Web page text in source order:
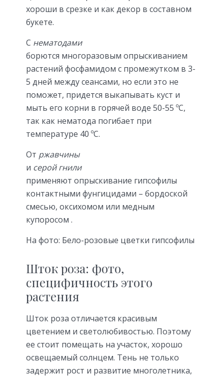
хороши в срезке и как декор в составном
букете.
С нематодами
борются многоразовым опрыскиванием
растений фосфамидом с промежутком в 3-
5 дней между сеансами, но если это не
поможет, придется выкапывать куст и
мыть его корни в горячей воде 50-55 ºC,
так как нематода погибает при
температуре 40 ºС.
От ржавчины
и серой гнили
применяют опрыскивание гипсофилы
контактными фунгицидами – бордоской
смесью, оксихомом или медным
купоросом .
На фото: Бело-розовые цветки гипсофилы
Шток роза: фото,
специфичность этого
растения
Шток роза отличается красивым
цветением и светолюбивостью. Поэтому
ее стоит помещать на участок, хорошо
освещаемый солнцем. Тень не только
задержит рост и развитие многолетника,